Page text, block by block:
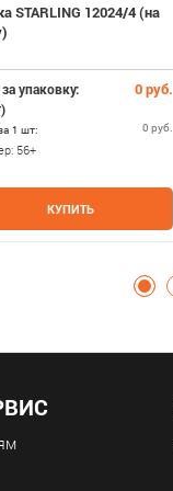
STARLING 12024/4 (на
упаковку: 0 руб.
1 шт: 0 руб.
56+
КУПИТЬ